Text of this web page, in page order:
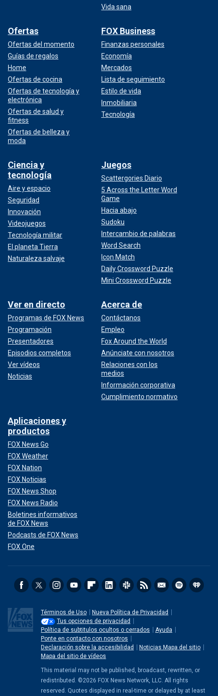
Vida sana
Ofertas
Ofertas del momento
Guías de regalos
Home
Ofertas de cocina
Ofertas de tecnología y
electrónica
Ofertas de salud y
fitness
Ofertas de belleza y
moda
FOX Business
Finanzas personales
Economía
Mercados
Lista de seguimiento
Estilo de vida
Inmobiliaria
Tecnología
Ciencia y
tecnología
Aire y espacio
Seguridad
Innovación
Videojuegos
Tecnología militar
El planeta Tierra
Naturaleza salvaje
Juegos
Scattergories Diario
5 Across the Letter Word
Game
Hacia abajo
Sudoku
Intercambio de palabras
Word Search
Icon Match
Daily Crossword Puzzle
Mini Crossword Puzzle
Ver en directo
Programas de FOX News
Programación
Presentadores
Episodios completos
Ver vídeos
Noticias
Acerca de
Contáctanos
Empleo
Fox Around the World
Anúnciate con nosotros
Relaciones con los
medios
Información corporativa
Cumplimiento normativo
Aplicaciones y
productos
FOX News Go
FOX Weather
FOX Nation
FOX Noticias
FOX News Shop
FOX News Radio
Boletines informativos
de FOX News
Podcasts de FOX News
FOX One
Términos de Uso
Nueva Política de Privacidad
Tus opciones de privacidad
Política de subtitulos ocultos o cerrados
Ayuda
Ponte en contacto con nosotros
Declaración sobre la accesibilidad
Noticias Mapa del sitio
Mapa del sitio de vídeos
This material may not be published, broadcast, rewritten, or
redistributed. ©2026 FOX News Network, LLC. All rights
reserved. Quotes displayed in real-time or delayed by at least